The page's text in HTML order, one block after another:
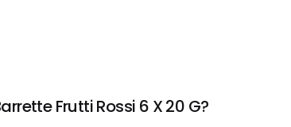
Frutti Rossi 6 X 20 G?